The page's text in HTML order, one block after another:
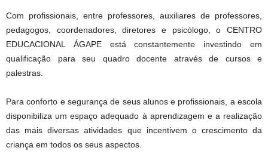
Com profissionais, entre professores, auxiliares de professores,
pedagogos, coordenadores, diretores e psicólogo, o CENTRO
EDUCACIONAL ÁGAPE está constantemente investindo em
qualificação para seu quadro docente através de cursos e
palestras.
Para conforto e segurança de seus alunos e profissionais, a escola
disponibiliza um espaço adequado à aprendizagem e a realização
das mais diversas atividades que incentivem o crescimento da
criança em todos os seus aspectos.